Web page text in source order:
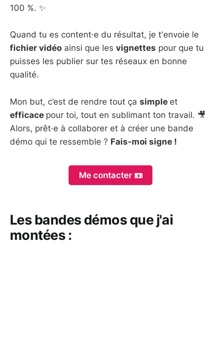
100 %. ✨
Quand tu es content⸱e du résultat, je t'envoie le
fichier vidéo ainsi que les vignettes pour que tu
puisses les publier sur tes réseaux en bonne
qualité.
Mon but, c’est de rendre tout ça simple et
efficace pour toi, tout en sublimant ton travail. 🎥
Alors, prêt·e à collaborer et à créer une bande
démo qui te ressemble ? Fais-moi signe !
Me contacter 📼
Les bandes démos que j'ai
montées :